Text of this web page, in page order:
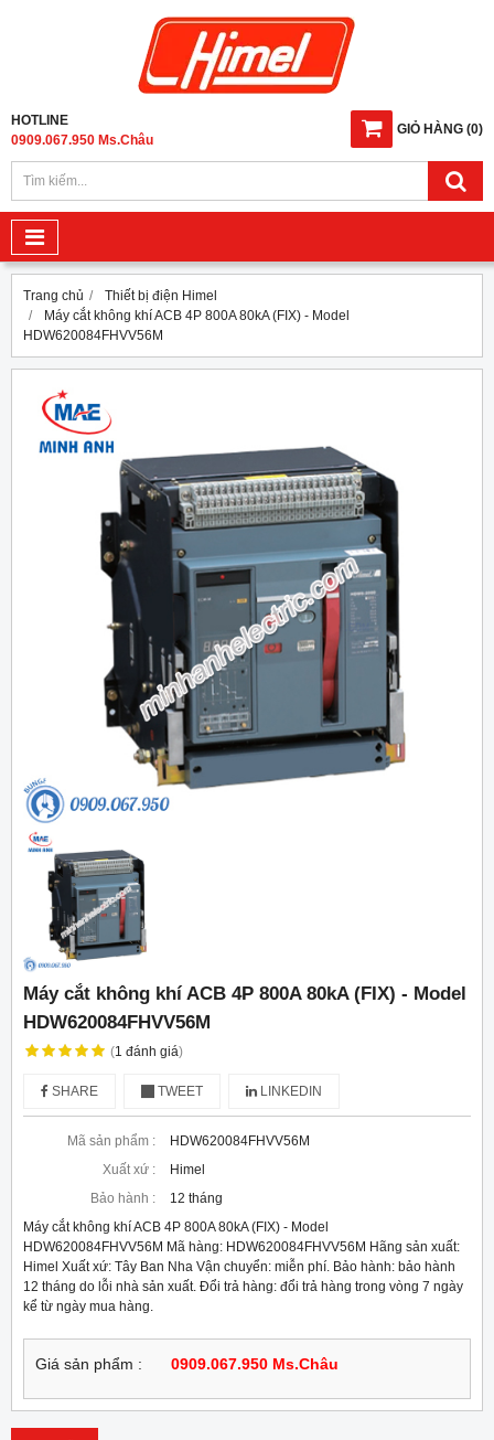
GIỎ HÀNG (0)
HOTLINE
0909.067.950 Ms.Châu
Trang chủ
Thiết bị điện Himel
Máy cắt không khí ACB 4P 800A 80kA (FIX) - Model
HDW620084FHVV56M
Máy cắt không khí ACB 4P 800A 80kA (FIX) - Model
HDW620084FHVV56M
(1 đánh giá)
SHARE TWEET LINKEDIN
Mã sản phẩm :
HDW620084FHVV56M
Xuất xứ :
Himel
Bảo hành :
12 tháng
Máy cắt không khí ACB 4P 800A 80kA (FIX) - Model
HDW620084FHVV56M Mã hàng: HDW620084FHVV56M Hãng sản xuất:
Himel Xuất xứ: Tây Ban Nha Vận chuyển: miễn phí. Bảo hành: bảo hành
12 tháng do lỗi nhà sản xuất. Đổi trả hàng: đổi trả hàng trong vòng 7 ngày
kể từ ngày mua hàng.
Giá sản phẩm : 0909.067.950 Ms.Châu